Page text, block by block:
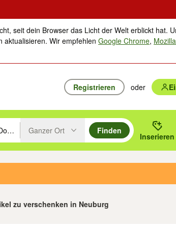
seit dein Browser das Licht der Welt erblickt hat.
aktualisieren. Wir empfehlenGoogle Chrome,
Registrieren oder
nach oben/unten durchsuchen und mit
Eingabetaste drücken um zu suchen, oder
Ganzer Ort
Finden
Inserieren
zu verschenken in Neuburg